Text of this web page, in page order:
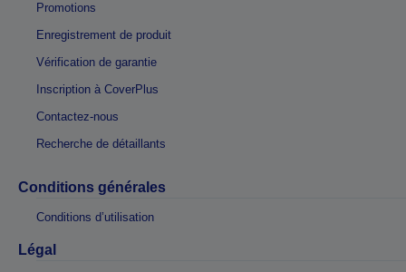
Promotions
Enregistrement de produit
Vérification de garantie
Inscription à CoverPlus
Contactez-nous
Recherche de détaillants
Conditions générales
Conditions d’utilisation
Légal